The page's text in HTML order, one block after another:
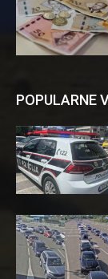
POPULARNE